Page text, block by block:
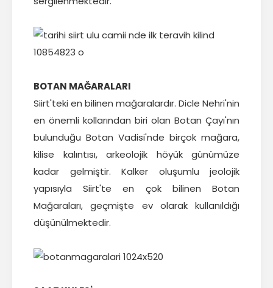
BOTAN MAĞARALARI
Siirt'teki en bilinen mağaralardır. Dicle Nehri'nin
en önemli kollarından biri olan Botan Çayı'nın
bulunduğu Botan Vadisi'nde birçok mağara,
kilise kalıntısı, arkeolojik höyük günümüze
kadar gelmiştir. Kalker oluşumlu jeolojik
yapısıyla Siirt'te en çok bilinen Botan
Mağaraları, geçmişte ev olarak kullanıldığı
düşünülmektedir.